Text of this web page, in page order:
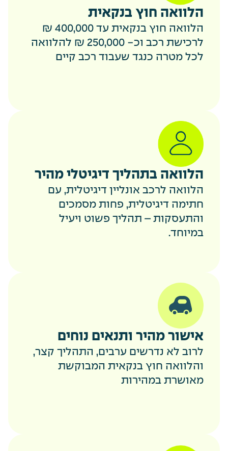
הלוואה חוץ בנקאית
הלוואה חוץ בנקאית עד 400,000 ₪
לרכישת רכב וכ- 250,000 ₪ להלוואה
לכל מטרה כנגד שעבוד רכב קיים
הלוואה בתהליך דיגיטלי מהיר
הלוואה לרכב אונליין דיגיטלית, עם
חתימה דיגיטלית, פחות מסמכים
והתעסקות – תהליך פשוט ויעיל
במיוחד.
אישור מהיר ותנאים נוחים
לרוב לא נדרשים ערבים, התהליך קצר,
והלוואה חוץ בנקאית המבוקשת
מאושרת במהירות